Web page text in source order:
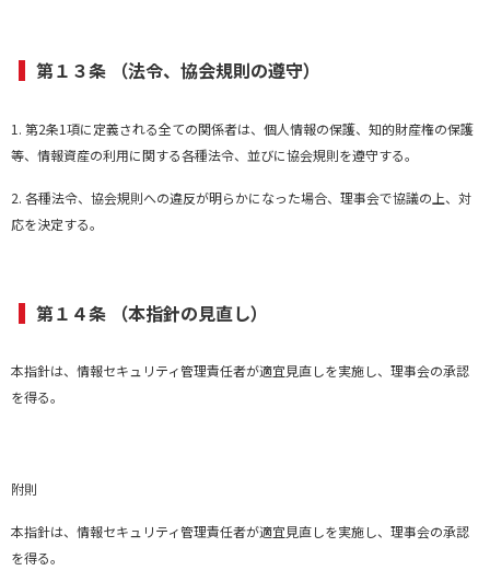
第１３条 （法令、協会規則の遵守）
1. 第2条1項に定義される全ての関係者は、個人情報の保護、知的財産権の保護
等、情報資産の利用に関する各種法令、並びに協会規則を遵守する。
2. 各種法令、協会規則への違反が明らかになった場合、理事会で協議の上、対
応を決定する。
第１４条 （本指針の見直し）
本指針は、情報セキュリティ管理責任者が適宜見直しを実施し、理事会の承認
を得る。
附則
本指針は、情報セキュリティ管理責任者が適宜見直しを実施し、理事会の承認
を得る。